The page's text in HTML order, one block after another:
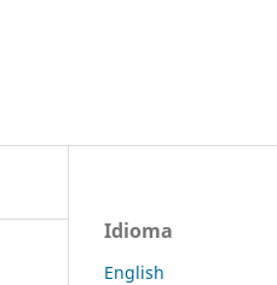
Idioma
English